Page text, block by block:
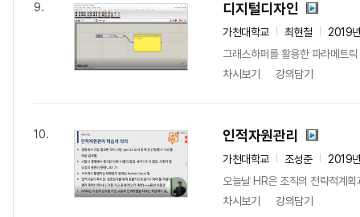
9. 디지털디자인
가천대학교 최현철
2019
그래스하퍼를 활용한 파라메트
차시보기
강의담기
10. 인적자원관리
가천대학교 조성준
2019
오늘날 HR은 조직의 전략적계
차시보기
강의담기